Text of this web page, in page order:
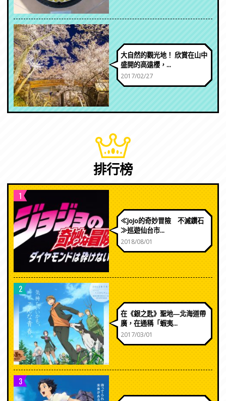
大自然的觀光地！ 欣賞在山中
盛開的高遠櫻，...
2017/02/27
排行榜
1
≪JoJo的奇妙冒險 不滅鑽石
≫巡遊仙台市...
2018/08/01
2
在《銀之匙》聖地―北海道帶
廣，在通稱「蝦夷...
2017/03/01
3